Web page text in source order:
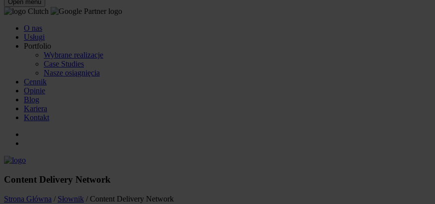
Open menu
O nas
Usługi
Portfolio
Wybrane realizacje
Case Studies
Nasze osiągnięcia
Cennik
Opinie
Blog
Kariera
Kontakt
Content Delivery Network
Strona Główna / Słownik / Content Delivery Network